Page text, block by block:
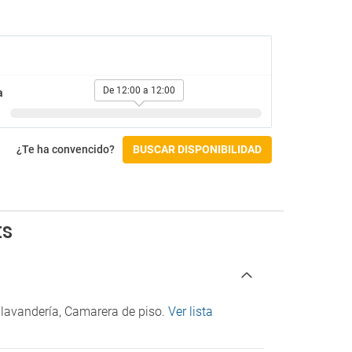
Barbacoa / grill
Desayuno buffet
Menú para diabéticos (bajo petición)
Restaurante a la carta
Jacuzzi
De 12:00 a 12:00
¿Te ha convencido? BUSCAR DISPONIBILIDAD
Camarera de piso. Ver lista